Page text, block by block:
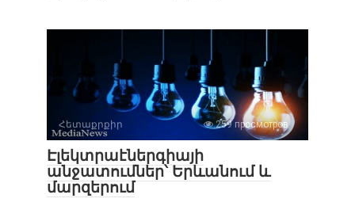
Հետաքրքիր 259 просмотров
Էլեկտրաէներգիայի
անջատումներ՝ Երևանում և
մարզերում